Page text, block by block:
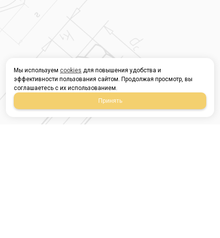
Мы используем cookies для повышения удобства и
эффективности пользования сайтом. Продолжая просмотр, вы
соглашаетесь с их использованием.
Принять